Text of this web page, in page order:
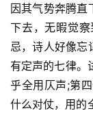
因其气势奔腾直
下去，无暇觉
忌，诗人好像忘
有定声的七律。
乎全用仄声;第
什么对仗，用的